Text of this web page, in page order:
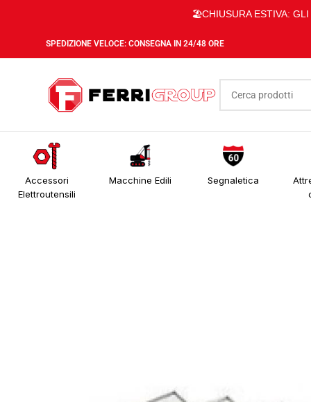
🏖️CHIUSURA ESTIVA: GLI
SPEDIZIONE VELOCE: CONSEGNA IN 24/48 ORE
Accessori
Elettroutensili
Macchine Edili Segnaletica